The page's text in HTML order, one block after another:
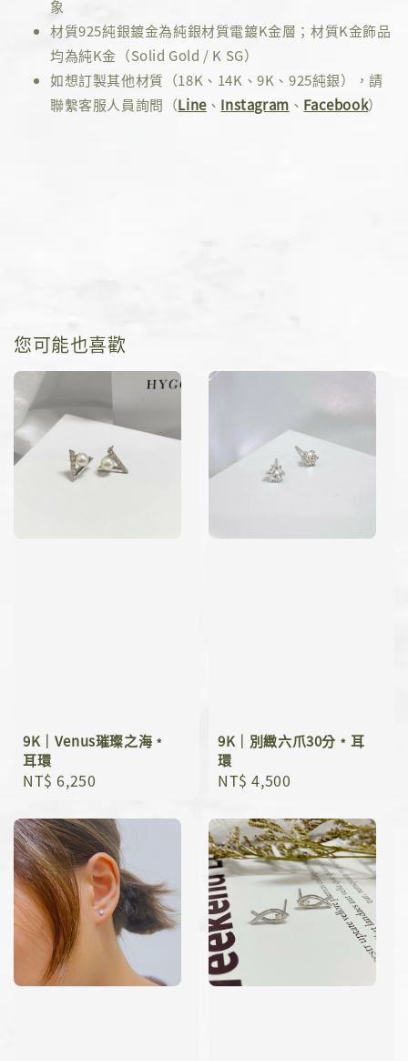
象
材質925純銀鍍金為純銀材質電鍍K金層；材質K金飾品
均為純K金（Solid Gold / K SG）
如想訂製其他材質（18K、14K、9K、925純銀），請
聯繫客服人員詢問（Line、 Instagram 、 Facebook）
您可能也喜歡
9K｜Venus璀璨之海﹡
耳環
Regular
NT$ 6,250
9K｜別緻六爪30分﹡耳
環
Regular
NT$ 4,500